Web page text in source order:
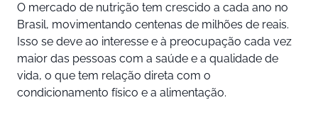
O mercado de nutrição tem crescido a cada ano no
Brasil, movimentando centenas de milhões de reais.
Isso se deve ao interesse e à preocupação cada vez
maior das pessoas com a saúde e a qualidade de
vida, o que tem relação direta com o
condicionamento físico e a alimentação.